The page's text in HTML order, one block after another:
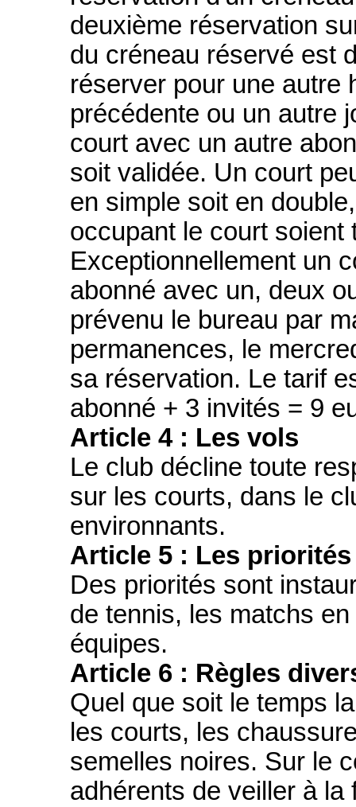
deuxième réservation
du créneau réservé est
réserver pour une autre
précédente ou un autre
court avec un autre
soit validée. Un court
en simple soit en
occupant le court soient
Exceptionnellement un
abonné avec un, deux
prévenu le bureau par
permanences, le
sa réservation. Le tarif
abonné + 3 invités = 9
Article 4 : Les vols
Le club décline toute
sur les courts, dans le
environnants.
Article 5 : Les
Des priorités sont
de tennis, les matchs
équipes.
Article 6 : Règles
Quel que soit le temps
les courts, les
semelles noires. Sur le
adhérents de veiller à